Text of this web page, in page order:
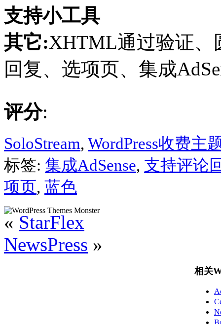
支持小工具
其它:XHTML通过验证、
回复、选项页、集成
评分:
SoloStream, WordPress收费主
标签: 集成AdSense, 支持评论
项页, 蓝色
« StarFlex
NewsPress »
相关